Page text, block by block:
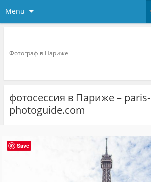
Menu
Фотограф в Париже
фотосессия в Париже – paris-
photoguide.com
Save